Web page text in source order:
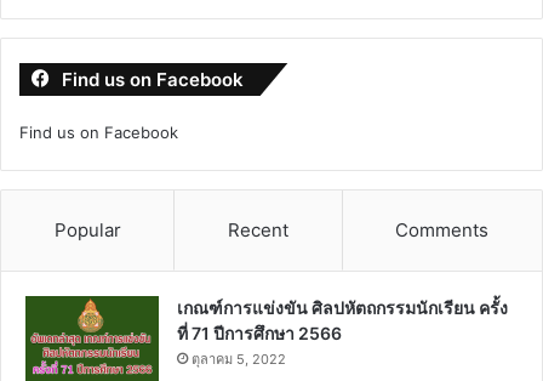
Find us on Facebook
Find us on Facebook
Popular Recent Comments
เกณฑ์การแข่งขัน ศิลปหัตถกรรมนักเรียน ครั้ง
ที่ 71 ปีการศึกษา 2566
ตุลาคม 5, 2022